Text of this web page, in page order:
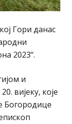
Гори данас
2023“.
и
вијеку, које
Богородице